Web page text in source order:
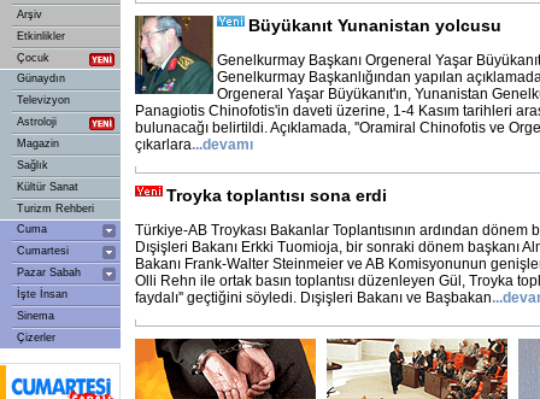
Arşiv
Etkinlikler
Çocuk
Günaydın
Televizyon
Astroloji
Magazin
Sağlık
Kültür Sanat
Turizm Rehberi
Cuma
Cumartesi
Pazar Sabah
İşte İnsan
Sinema
Çizerler
Büyükanıt Yunanistan yolcusu
Genelkurmay Başkanı Orgeneral Yaşar
Genelkurmay Başkanlığından yapılan
Orgeneral Yaşar Büyükanıt'ın, Yunanistan
Panagiotis Chinofotis'in daveti üzerine, 1-4 Kasım tarihleri
bulunacağı belirtildi. Açıklamada, ''Oramiral Chinofotis ve
çıkarlara...devamı
Troyka toplantısı sona erdi
Türkiye-AB Troykası Bakanlar Toplantısının ardından dönem
Dışişleri Bakanı Erkki Tuomioja, bir sonraki dönem başkanı
Bakanı Frank-Walter Steinmeier ve AB Komisyonunun
Olli Rehn ile ortak basın toplantısı düzenleyen Gül, Troyka
faydalı'' geçtiğini söyledi. Dışişleri Bakanı ve Başbakan...